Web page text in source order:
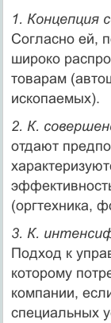
1. Концепция
Согласно ей,
широко
товарам
ископаемых).
2. К.
отдают
(оргтехника,
3. К.
Подход к
которому
компании,
специальных